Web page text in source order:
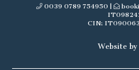
0039 0789 754950 |
CIN:
Website by